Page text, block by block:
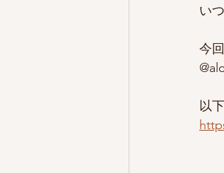
い
今
以